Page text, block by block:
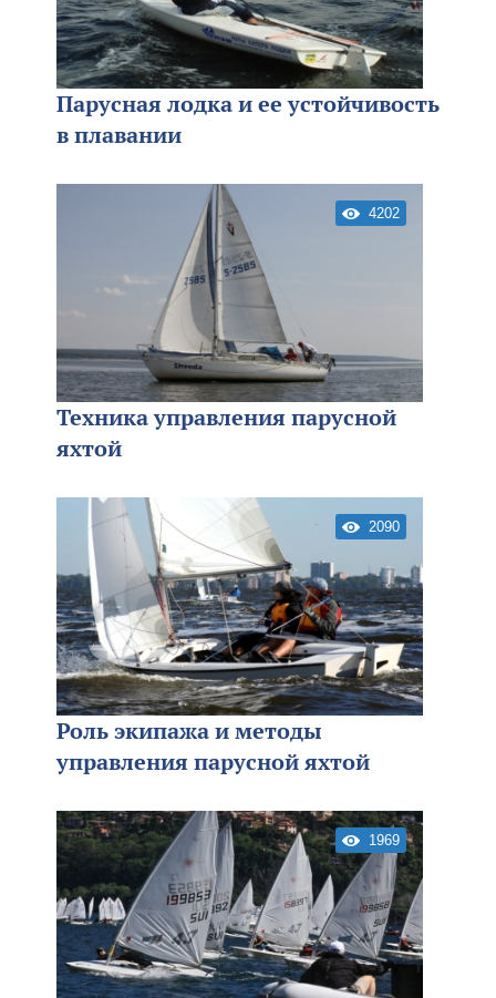
Парусная лодка и ее устойчивость
в плавании
4202
Техника управления парусной
яхтой
2090
Роль экипажа и методы
управления парусной яхтой
1969